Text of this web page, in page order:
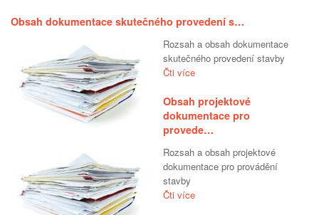
Obsah dokumentace skutečného provedení s…
Rozsah a obsah dokumentace
skutečného provedení stavby
Čti více
Obsah projektové
dokumentace pro
provede…
Rozsah a obsah projektové
dokumentace pro provádění
stavby
Čti více